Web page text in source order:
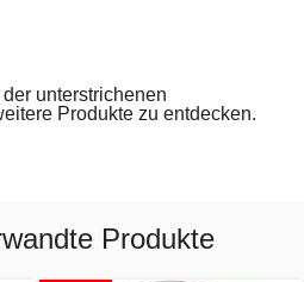
unterstrichenen
Produkte zu entdecken.
Produkte